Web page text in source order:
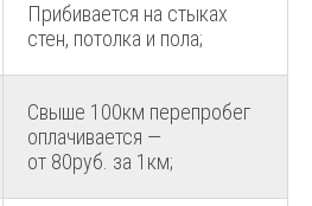
Прибивается на стыках
стен, потолка и пола;
Свыше 100км перепробег
оплачивается —
от 80руб. за 1км;